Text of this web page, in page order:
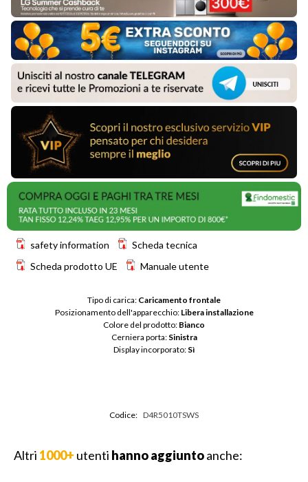
safety information
Scheda tecnica
Scheda prodotto UE
Manuale utente
Tipo di carica: Caricamento frontale
Posizionamento dell'apparecchio: Libera installazione
Colore del prodotto: Bianco
Cerniera porta: Sinistra
Display incorporato: Sì
Codice: D4R5010TSWS
Altri 1000+ utenti hanno aggiuntoanche: